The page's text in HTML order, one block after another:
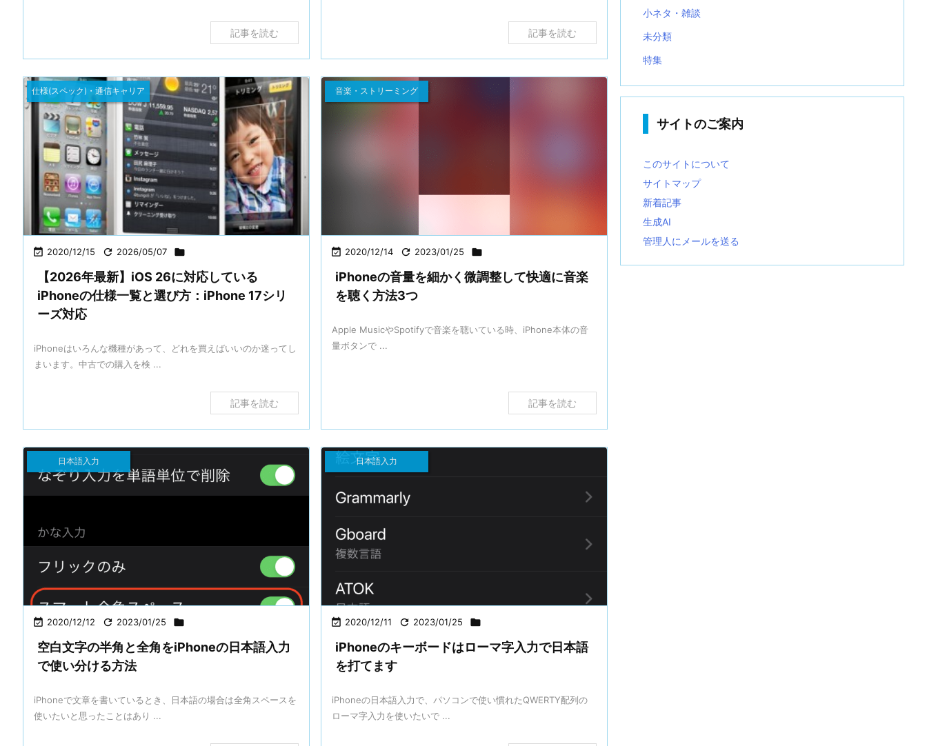
記事を読む 記事を読む
 2020/12/15  2026/05/07 
仕様(スペック)・通信キャリア
【2026年最新】iOS 26に対応している
iPhoneの仕様一覧と選び方：iPhone 17シリ
ーズ対応
iPhoneはいろんな機種があって、どれを買えばいいのか迷ってし
まいます。中古での購入を検 ...
記事を読む
 2020/12/14  2023/01/25 
音楽・ストリーミング
iPhoneの音量を細かく微調整して快適に音楽
を聴く方法3つ
Apple MusicやSpotifyで音楽を聴いている時、iPhone本体の音
量ボタンで ...
記事を読む
 2020/12/12  2023/01/25 
日本語入力
空白文字の半角と全角をiPhoneの日本語入力
で使い分ける方法
iPhoneで文章を書いているとき、日本語の場合は全角スペースを
使いたいと思ったことはあり ...
 2020/12/11  2023/01/25 
日本語入力
iPhoneのキーボードはローマ字入力で日本語
を打てます
iPhoneの日本語入力で、パソコンで使い慣れたQWERTY配列の
ローマ字入力を使いたいで ...
小ネタ・雑談
未分類
特集
サイトのご案内
このサイトについて
サイトマップ
新着記事
生成AI
管理人にメールを送る